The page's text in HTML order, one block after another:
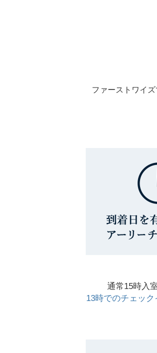
ファーストワイ
通常15時入
13時でのチェック